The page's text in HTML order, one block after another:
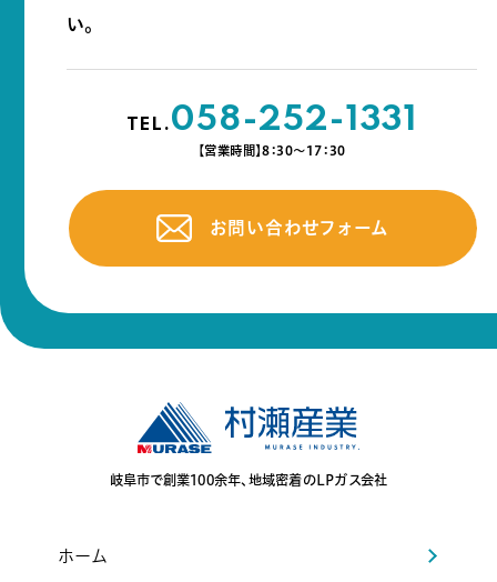
い。
TEL.058-252-1331
【営業時間】8：30～17：30
お問い合わせフォーム
岐阜市で創業100余年、地域密着のLPガス会社
ホーム